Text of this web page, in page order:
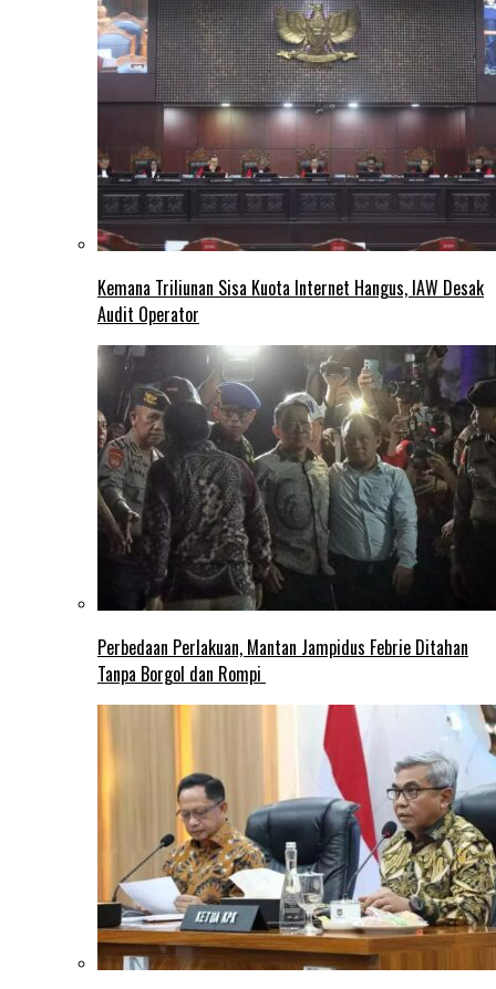
Kemana Triliunan Sisa Kuota Internet Hangus, IAW Desak
Audit Operator
Perbedaan Perlakuan, Mantan Jampidus Febrie Ditahan
Tanpa Borgol dan Rompi